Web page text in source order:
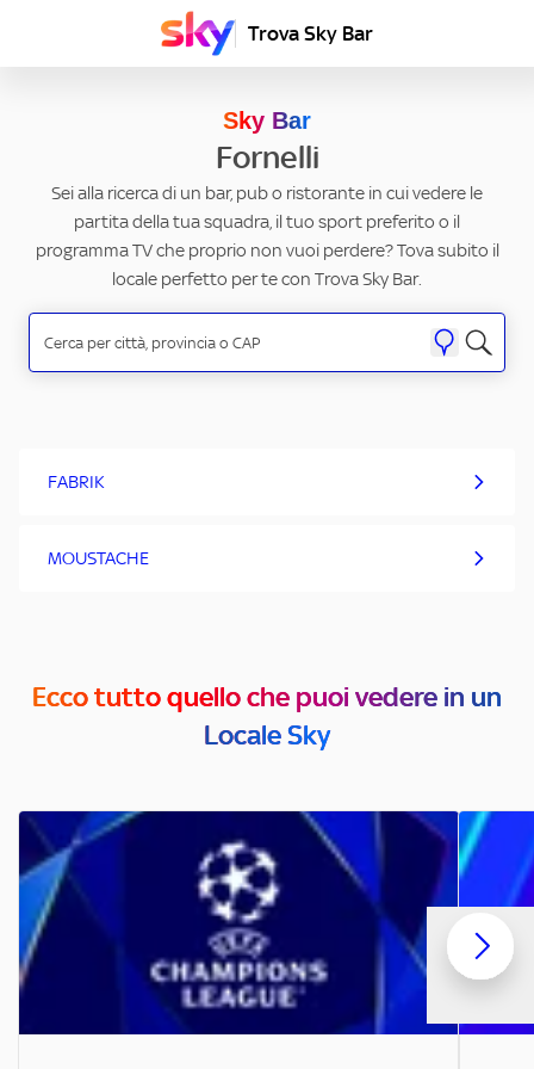
Trova Sky Bar
Sky Bar
Fornelli
Sei alla ricerca di un bar, pub o ristorante in cui vedere le
partita della tua squadra, il tuo sport preferito o il
programma TV che proprio non vuoi perdere? Tova subito il
locale perfetto per te con Trova Sky Bar.
FABRIK
MOUSTACHE
Ecco tutto quello che puoi vedere in un
Locale Sky